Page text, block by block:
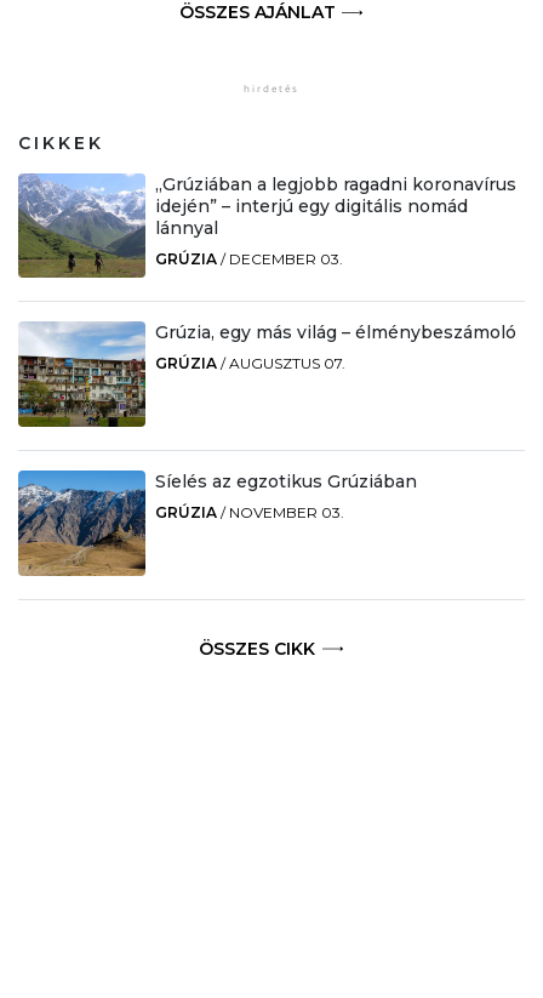
ÖSSZES AJÁNLAT
CIKKEK
„Grúziában a legjobb ragadni koronavírus
idején” – interjú egy digitális nomád
lánnyal
GRÚZIA / DECEMBER 03.
Grúzia, egy más világ – élménybeszámoló
GRÚZIA /AUGUSZTUS 07.
Síelés az egzotikus Grúziában
GRÚZIA / NOVEMBER 03.
ÖSSZES CIKK